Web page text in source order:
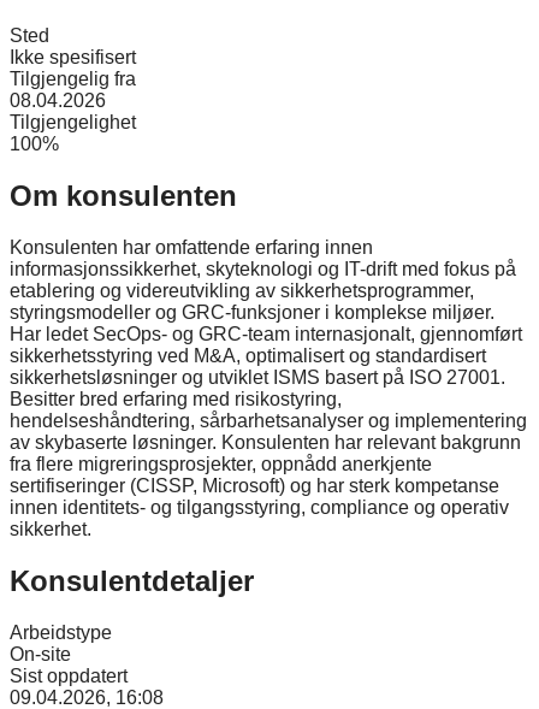
Sted
Ikke spesifisert
Tilgjengelig fra
08.04.2026
Tilgjengelighet
100%
Om konsulenten
Konsulenten har omfattende erfaring innen
informasjonssikkerhet, skyteknologi og IT-drift med fokus på
etablering og videreutvikling av sikkerhetsprogrammer,
styringsmodeller og GRC-funksjoner i komplekse miljøer.
Har ledet SecOps- og GRC-team internasjonalt, gjennomført
sikkerhetsstyring ved M&A, optimalisert og standardisert
sikkerhetsløsninger og utviklet ISMS basert på ISO 27001.
Besitter bred erfaring med risikostyring,
hendelseshåndtering, sårbarhetsanalyser og implementering
av skybaserte løsninger. Konsulenten har relevant bakgrunn
fra flere migreringsprosjekter, oppnådd anerkjente
sertifiseringer (CISSP, Microsoft) og har sterk kompetanse
innen identitets- og tilgangsstyring, compliance og operativ
sikkerhet.
Konsulentdetaljer
Arbeidstype
On-site
Sist oppdatert
09.04.2026, 16:08